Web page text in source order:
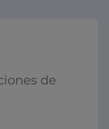
de